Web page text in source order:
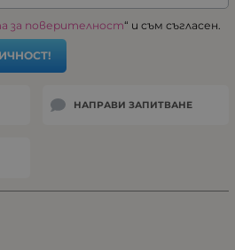
за поверителност“ и съм съгласен.
НАПРАВИ ЗАПИТВАНЕ